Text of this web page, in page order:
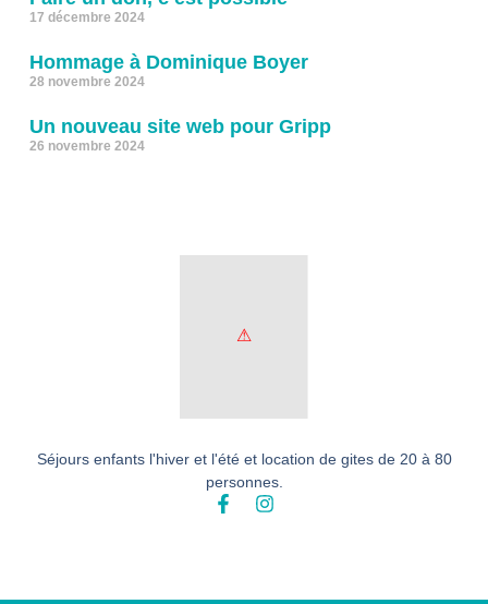
Séjours enfants l'hiver et l'été et location de gites de 20 à 80
personnes.
17 décembre 2024
Hommage à Dominique Boyer
28 novembre 2024
Un nouveau site web pour Gripp
26 novembre 2024